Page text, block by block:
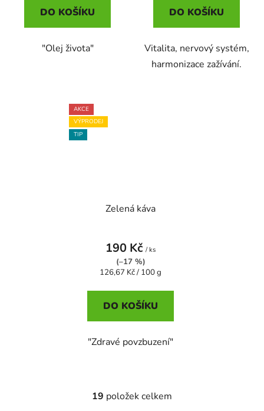
DO KOŠÍKU
"Olej života"
DO KOŠÍKU
Vitalita, nervový systém,
harmonizace zažívání.
AKCE
VÝPRODEJ
TIP
Zelená káva
190 Kč / ks
(–17 %)
Měrná
126,67 Kč / 100 g
DO KOŠÍKU
"Zdravé povzbuzení"
O
19 položek celkem